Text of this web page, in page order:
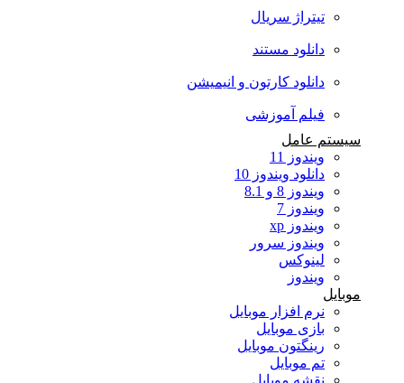
تیتراژ سریال
دانلود مستند
دانلود کارتون و انیمیشن
فیلم آموزشی
سیستم عامل
ویندوز 11
دانلود ویندوز 10
ویندوز 8 و 8.1
ویندوز 7
ویندوز xp
ویندوز سرور
لینوکس
ویندوز
نرم افزار موبایل
بازی موبایل
رینگتون موبایل
تم موبایل
نقشه موبایل